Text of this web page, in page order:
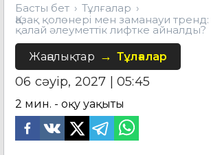
Басты бет
Тұлғалар
Қазақ қолөнері мен заманауи
қалай әлеуметтік лифтке айналды?
Жаңалықтар Тұлғалар
06 сәуір, 2027 | 05:45
2 мин. - оқу уақыты